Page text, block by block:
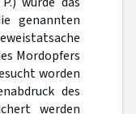
genannten
Mordopfers
worden
des
werden